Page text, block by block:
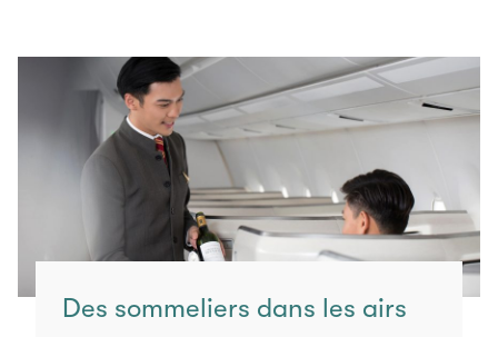
Des sommeliers dans les airs